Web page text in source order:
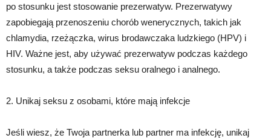
po stosunku jest stosowanie prezerwatyw. Prezerwatywy
zapobiegają przenoszeniu chorób wenerycznych, takich jak
chlamydia, rzeżączka, wirus brodawczaka ludzkiego (HPV) i
HIV. Ważne jest, aby używać prezerwatyw podczas każdego
stosunku, a także podczas seksu oralnego i analnego.
2. Unikaj seksu z osobami, które mają infekcje
Jeśli wiesz, że Twoja partnerka lub partner ma infekcję, unikaj